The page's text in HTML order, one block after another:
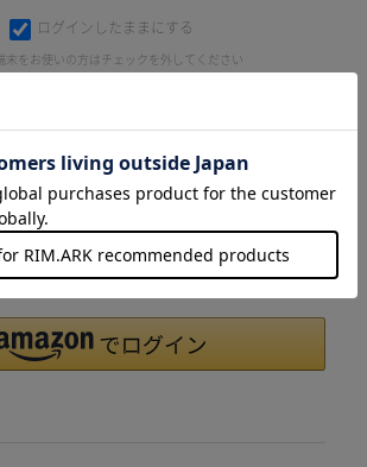
ログインしたままにする
末をお使いの方はチェックを外してください
アカウントをお持ちの方
利用してログインすることができます。